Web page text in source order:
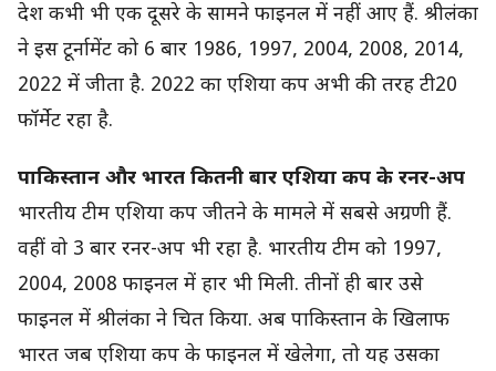
देश कभी भी एक दूसरे के सामने फाइनल में नहीं आए हैं. श्रीलंका
ने इस टूर्नामेंट को 6 बार 1986, 1997, 2004, 2008, 2014,
2022 में जीता है. 2022 का एश‍िया कप अभी की तरह टी20
फॉर्मेट रहा है.
पाकिस्तान और भारत कितनी बार एश‍िया कप के रनर-अप
भारतीय टीम एश‍िया कप जीतने के मामले में सबसे अग्रणी हैं.
वहीं वो 3 बार रनर-अप भी रहा है. भारतीय टीम को 1997,
2004, 2008 फाइनल में हार भी मिली. तीनों ही बार उसे
फाइनल में श्रीलंका ने च‍ित किया. अब पाकिस्तान के ख‍िलाफ
भारत जब एश‍िया कप के फाइनल में खेलेगा, तो यह उसका